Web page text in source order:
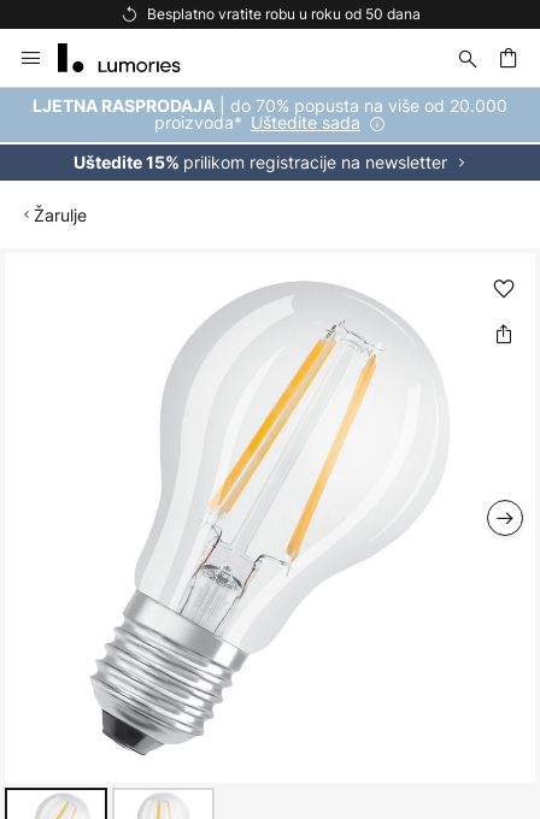
Besplatno vratite robu u roku od 50 dana
to
Content
LJETNA RASPRODAJA | do 70% popusta na više od 20.000
proizvoda* Uštedite sada
Uštedite 15% prilikom registracije na newsletter
Žarulje